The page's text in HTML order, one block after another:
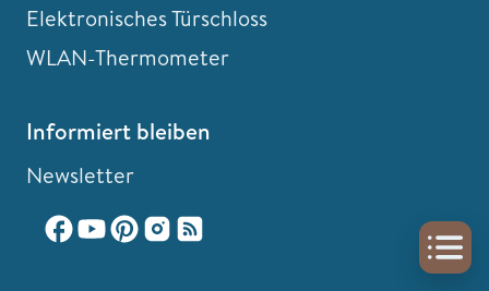
Elektronisches Türschloss
WLAN-Thermometer
Informiert bleiben
Newsletter